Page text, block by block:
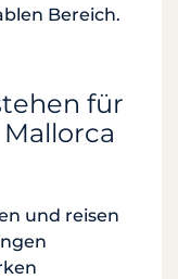
Bereich.
für
und reisen